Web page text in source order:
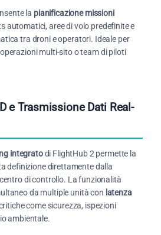
la pianificazione missioni
automatici, aree di volo predefinite e
tra droni e operatori. Ideale per
multi-sito o team di piloti
e Trasmissione Dati Real-
integratodi FlightHub 2 permette la
definizione direttamente dalla
di controllo. La funzionalità
da multiple unità con latenza
come sicurezza, ispezioni
ambientale.